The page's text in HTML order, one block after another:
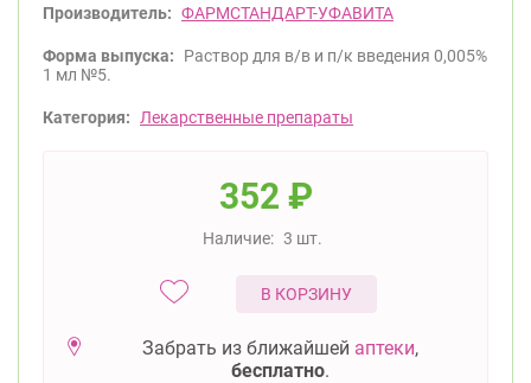
Производитель: ФАРМСТАНДАРТ-УФАВИТА
Форма выпуска:
Раствор для в/в и п/к введения 0,005%
1 мл №5.
Категория: Лекарственные препараты
352 ₽
Наличие: 3 шт.
В КОРЗИНУ
Забрать из ближайшей аптеки,
бесплатно.